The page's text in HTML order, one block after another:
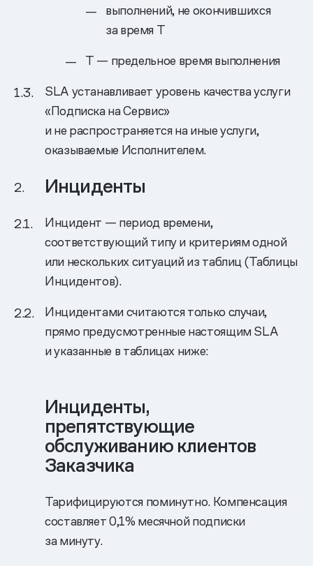
выполнений, не окончившихся
за время T
T — предельное время выполнения
SLA устанавливает уровень качества услуги
«Подписка на Сервис»
и не распространяется на иные услуги,
оказываемые Исполнителем.
Инциденты
Инцидент — период времени,
соответствующий типу и критериям одной
или нескольких ситуаций из таблиц (Таблицы
Инцидентов).
Инцидентами считаются только случаи,
прямо предусмотренные настоящим SLA
и указанные в таблицах ниже:
Инциденты,
препятствующие
обслуживанию клиентов
Заказчика
Тарифицируются поминутно. Компенсация
составляет 0,1% месячной подписки
за минуту.